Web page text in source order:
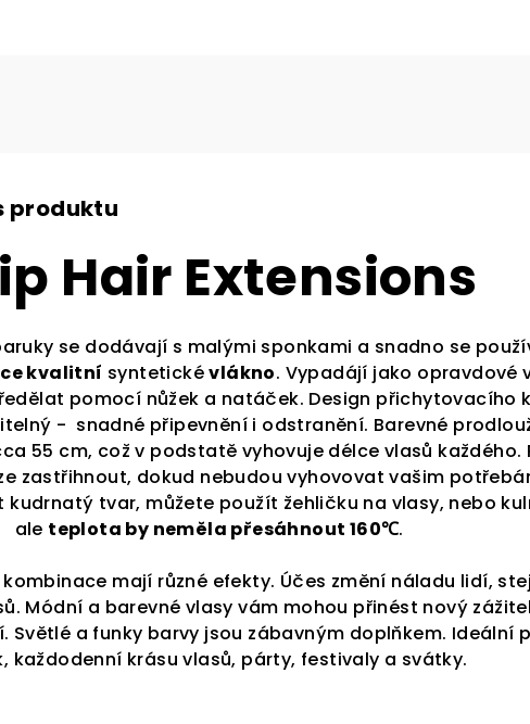
produktu
Hair Extensions
se dodávají s malými sponkami a snadno se
kvalitní syntetickévlákno. Vypadájí jako opravdové
pomocí nůžek a natáček. Design přichytovacího
- snadné připevnění i odstranění. Barevné
55 cm, což v podstatě vyhovuje délce vlasů každého.
zastřihnout, dokud nebudou vyhovovat vašim
tvar, můžete použít žehličku na vlasy, nebo
ale teplota by neměla přesáhnout 160℃.
kombinace mají různé efekty. Účes změní náladu lidí,
Módní a barevné vlasy vám mohou přinést nový
Světlé a funky barvy jsou zábavným doplňkem. Ideální
každodenní krásu vlasů, párty, festivaly a svátky.